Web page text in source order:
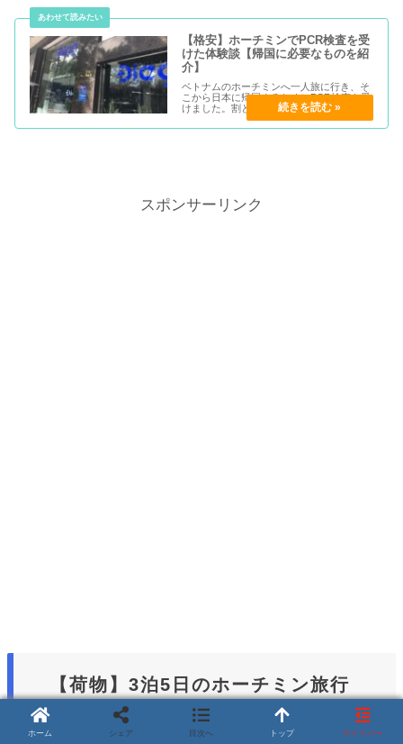
【格安】ホーチミンでPCR検査を受
けた体験談【帰国に必要なものを紹
介】
ベトナムのホーチミンへ一人旅に行き、そ
こから日本に帰国するためにPCR検査を受
けました。割と悩んだので、体験談も兼ね
て紹介します。僕が行った病院が、おそら
く最安値のはず。
スポンサーリンク
【荷物】3泊5日のホーチミン旅行
に持っていったもの
ホーム シェア 目次へ トップ サイドバー